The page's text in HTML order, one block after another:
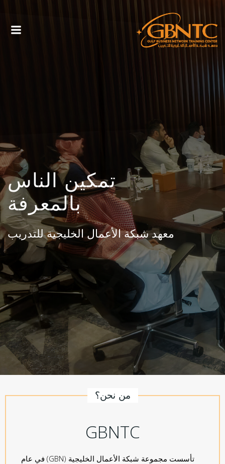
تمكين الناس
بالمعرفة
معهد شبكة الأعمال الخليجية للتدريب
من نحن؟
GBNTC
تأسست مجموعة شبكة الأعمال الخليجية (GBN) في عام